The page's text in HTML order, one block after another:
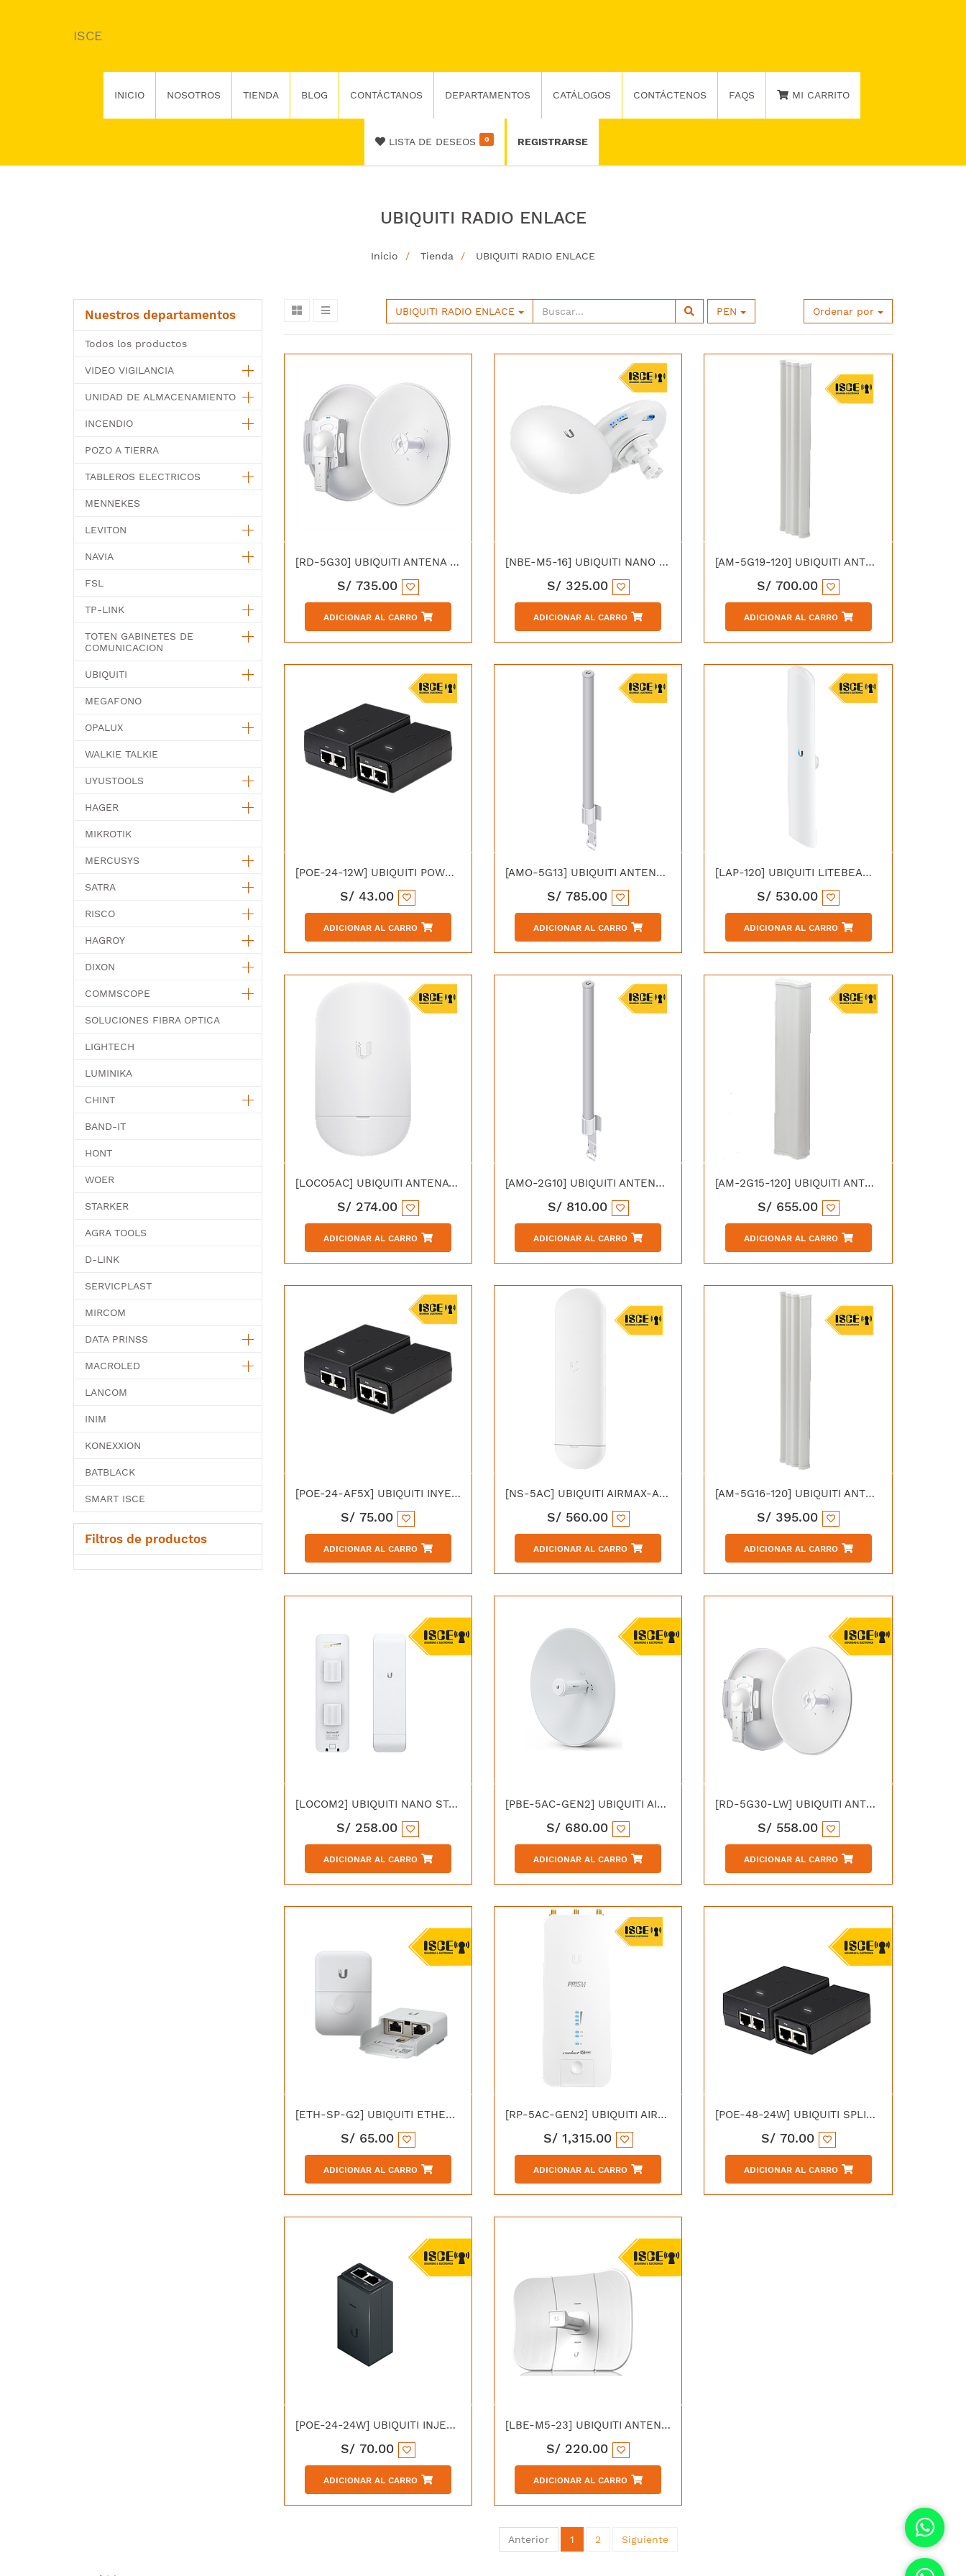
ISCE
INICIO NOSOTROS TIENDA BLOG CONTÁCTANOS DEPARTAMENTOS CATÁLOGOS CONTÁCTENOS FAQS MI CARRITO
LISTA DE DESEOS 0 REGISTRARSE
UBIQUITI RADIO ENLACE
Inicio Tienda UBIQUITI RADIO ENLACE
Nuestros departamentos
Todos los productos
VIDEO VIGILANCIA
UNIDAD DE ALMACENAMIENTO
INCENDIO
POZO A TIERRA
TABLEROS ELECTRICOS
MENNEKES
LEVITON
NAVIA
FSL
TP-LINK
TOTEN GABINETES DE
COMUNICACION
UBIQUITI
MEGAFONO
OPALUX
WALKIE TALKIE
UYUSTOOLS
HAGER
MIKROTIK
MERCUSYS
SATRA
RISCO
HAGROY
DIXON
COMMSCOPE
SOLUCIONES FIBRA OPTICA
LIGHTECH
LUMINIKA
CHINT
BAND-IT
HONT
WOER
STARKER
AGRA TOOLS
D-LINK
SERVICPLAST
MIRCOM
DATA PRINSS
MACROLED
LANCOM
INIM
KONEXXION
BATBLACK
SMART ISCE
Filtros de productos
UBIQUITI RADIO ENLACE PEN Ordenar por
[RD-5G30] UBIQUITI ANTENA 5.0 GHZ DIRECCIONAL ROCKETDISH 30DBI
S/ 735.00
ADICIONAR AL CARRO
[NBE-M5-16] UBIQUITI NANO BEAM M5 AIRMAX 5GHZ ANT. 16 DBI
S/ 325.00
ADICIONAR AL CARRO
[AM-5G19-120] UBIQUITI ANTENA 5.0 GHz SECTORIAL 19dBi, 120º
S/700.00
ADICIONAR AL CARRO
[POE-24-12W] UBIQUITI POWER OVER ETHERNET INJECTOR 24V/12W
S/43.00
ADICIONAR AL CARRO
[AMO-5G13] UBIQUITI ANTENA OMNIDIRECCIONAL 5.8GHZ AIRMAX 13dBI ANGULO DE RADIACION 123°
S/785.00
ADICIONAR AL CARRO
[LAP-120] UBIQUITI LITEBEAM SECTOR 5AC AIRMAX 2X2 MIMO 5GHZ 25dBM 450MBPS ANTENA SECTORIAL INTEGRADO 16dBI
S/ 530.00
ADICIONAR AL CARRO
[LOCO5AC] UBIQUITI ANTENA NS-5ACL CPE AC 13dBI HASTA 1KM EN PTMP NO INCLUYE INYECTOR POE
S/ 274.00
ADICIONAR AL CARRO
[AMO-2G10] UBIQUITI ANTENA OMNIDIRECCIONAL 2.4GHZ AIRMAX GANANCIA 10dBI MIMO
S/ 810.00
ADICIONAR AL CARRO
[AM-2G15-120] UBIQUITI ANTENA SECTORIAL 2.4 GHZ AIRMAX 2X2 MIMO GANANCIA 15dBI
S/ 655.00
ADICIONAR AL CARRO
[POE-24-AF5X] UBIQUITI INYECTOR POE PARA AF-5X 24VDC 24W
S/75.00
ADICIONAR AL CARRO
[NS-5AC] UBIQUITI AIRMAX-AC NANOSTATION AC 5GHZ ANTENA DE 16 DBI HASTA 450 MBPS
S/ 560.00
ADICIONAR AL CARRO
[AM-5G16-120] UBIQUITI ANTENA SECTORIAL 5.8 GHZ 16DBI 120° 2X2 MIMO AIRMAX
S/ 395.00
ADICIONAR AL CARRO
[LOCOM2] UBIQUITI NANO STATION 2.4GHZ 8.1DBI
S/ 258.00
ADICIONAR AL CARRO
[PBE-5AC-GEN2] UBIQUITI AIR MAX POWER BEAM 5AC GEN2
S/ 680.00
ADICIONAR AL CARRO
[RD-5G30-LW] UBIQUITI ANTENA 5.0 GHz 1 DLW DIRECCIONAL ROCKETDISH 30dBi
S/ 558.00
ADICIONAR AL CARRO
[ETH-SP-G2] UBIQUITI ETHERNET SURGE PROTECTOR GEN2
S/ 65.00
ADICIONAR AL CARRO
[RP-5AC-GEN2] UBIQUITI AIRMAX ROCKET PRISM 5AC GEN2
S/ 1,315.00
ADICIONAR AL CARRO
[POE-48-24W] UBIQUITI SPLITER DIVISOR DE ENERGIA 48V/24W
S/ 70.00
ADICIONAR AL CARRO
[POE-24-24W] UBIQUITI INJECTOR POE 24V/24W
S/ 70.00
ADICIONAR AL CARRO
[LBE-M5-23] UBIQUITI ANTENA DIRECCIONAL DE 5.0GHZ DE 23 DBI
S/ 220.00
ADICIONAR AL CARRO
Anterior 1 2 Siguiente